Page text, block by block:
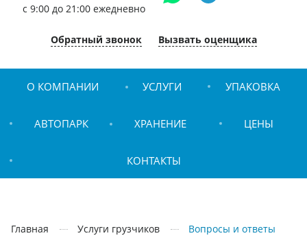
c 9:00 до 21:00 ежедневно
Обратный звонок Вызвать оценщика
О КОМПАНИИ УСЛУГИ УПАКОВКА
АВТОПАРК ХРАНЕНИЕ ЦЕНЫ
КОНТАКТЫ
Главная Услуги грузчиков Вопросы и ответы